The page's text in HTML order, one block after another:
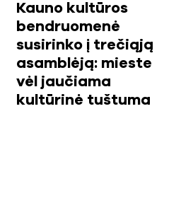
Kauno kultūros
bendruomenė
susirinko į trečiąją
asamblėją: mieste
vėl jaučiama
kultūrinė tuštuma